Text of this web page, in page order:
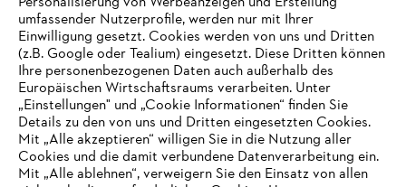
Unternehmen
Online Shop
umfassender Nutzerprofile, werden nur mit Ihrer
Einwilligung gesetzt. Cookies werden von uns und Dritten
(z.B. Google oder Tealium) eingesetzt. Diese Dritten können
Ihre personenbezogenen Daten auch außerhalb des
Europäischen Wirtschaftsraums verarbeiten. Unter
„Einstellungen" und „Cookie Informationen“ finden Sie
Details zu den von uns und Dritten eingesetzten Cookies.
Mit „Alle akzeptieren“ willigen Sie in die Nutzung aller
Cookies und die damit verbundene Datenverarbeitung ein.
Mit „Alle ablehnen“, verweigern Sie den Einsatz von allen